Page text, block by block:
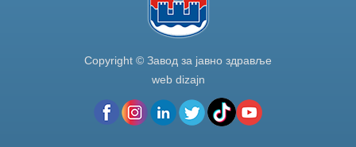
Copyright © Завод за јавно здравље
web dizajn